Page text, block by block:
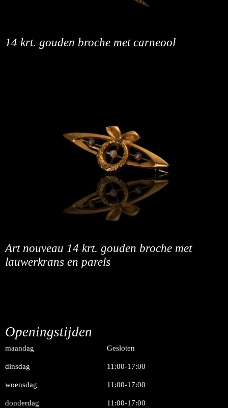
14 krt. gouden broche met carneool
Art nouveau 14 krt. gouden broche met
lauwerkrans en parels
Openingstijden
maandag Gesloten
dinsdag 11:00-17:00
woensdag 11:00-17:00
donderdag 11:00-17:00